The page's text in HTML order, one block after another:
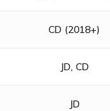
CD (2018+)
JD, CD
JD